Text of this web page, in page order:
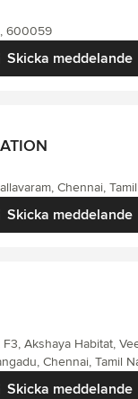
Skicka meddelande
600059
Skicka meddelande
Chennai,
Skicka meddelande
Akshaya Habitat,
Chennai, Tamil